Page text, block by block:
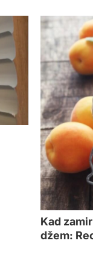
Kad
džem: